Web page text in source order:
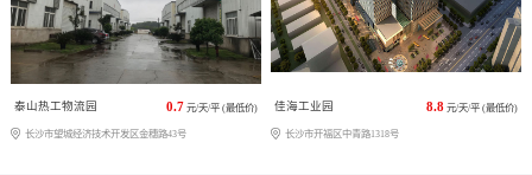
泰山热工物流园 0.7 元/天/平 (最低价)
长沙市望城经济技术开发区金穗路43号
佳海工业园 8.8 元/天/平 (最低价)
长沙市开福区中青路1318号